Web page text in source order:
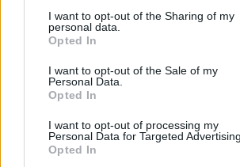
not limited to your visit or usage behaviour.
grant or deny consent to Google and its
use your data for below specified purposes
consent section.
I want to opt-out of the Sharing of my
personal data.
Opted In
I want to opt-out of the Sale of my
Personal Data.
Opted In
I want to opt-out of processing my
Personal Data for Targeted Advertising.
Opted In